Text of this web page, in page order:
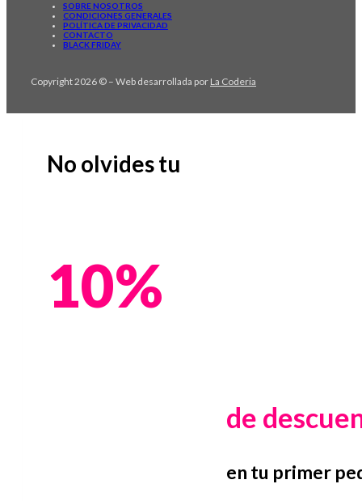
SOBRE NOSOTROS
CONDICIONES GENERALES
POLÍTICA DE PRIVACIDAD
CONTACTO
BLACK FRIDAY
Copyright 2026 © – Web desarrollada por La Coderia
No olvides tu
10%
de
en tu primer